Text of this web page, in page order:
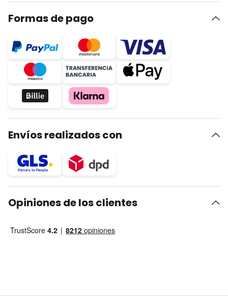
Formas de pago
Envíos realizados con
Opiniones de los clientes